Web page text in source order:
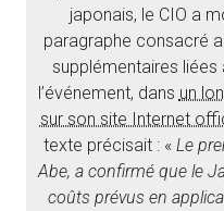
japonais, le CIO a
paragraphe consacré
supplémentaires liées
l’événement, dans un
sur son site Internet
texte précisait : « Le
Abe, a confirmé que le
coûts prévus en